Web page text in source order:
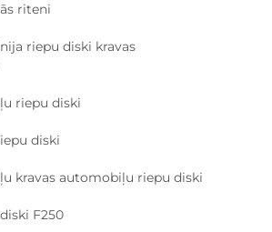
riteni
riepu diski kravas
riepu diski
diski
kravas automobiļu riepu diski
F250